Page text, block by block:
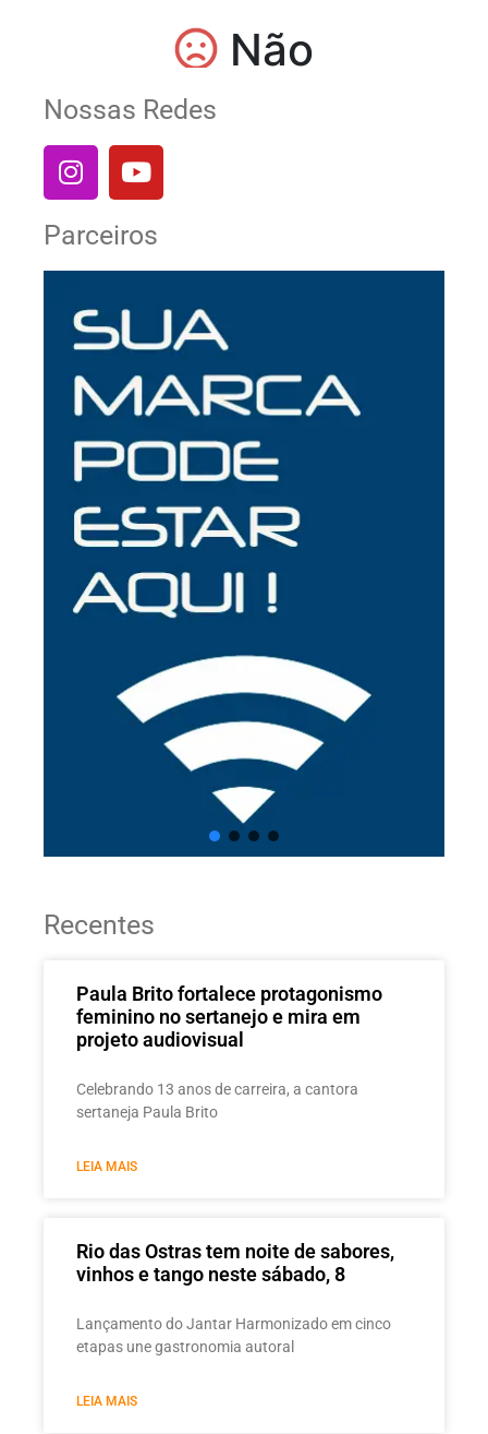
Nossas Redes
Parceiros
Recentes
Paula Brito fortalece protagonismo
feminino no sertanejo e mira em
projeto audiovisual
Celebrando 13 anos de carreira, a cantora
sertaneja Paula Brito
LEIA MAIS
Rio das Ostras tem noite de sabores,
vinhos e tango neste sábado, 8
Lançamento do Jantar Harmonizado em cinco
etapas une gastronomia autoral
LEIA MAIS